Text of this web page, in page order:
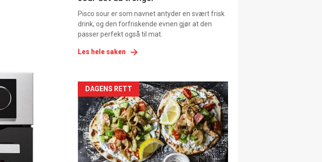
rett
Pisco sour er som navnet antyder en svært frisk
drink, og den forfriskende evnen gjør at den
passer perfekt også til mat.
Les hele saken
Artikler
detail
-
section
DAGENS RETT